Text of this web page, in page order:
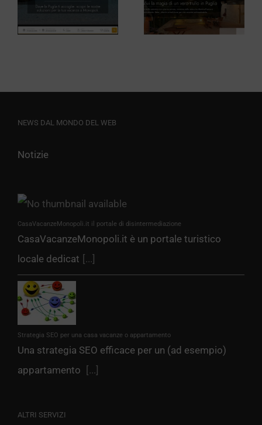
Pennetta
NEWS DAL MONDO DEL WEB
Notizie
CasaVacanzeMonopoli.it il portale di disintermediazione
CasaVacanzeMonopoli.it è un portale turistico
locale dedicat [...]
Strategia SEO per una casa vacanze o appartamento
Una strategia SEO efficace per un (ad esempio)
appartamento
[...]
ALTRI SERVIZI